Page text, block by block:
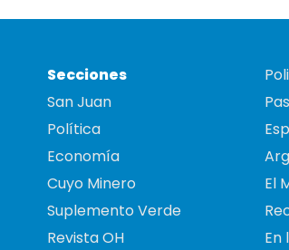
Secciones
San Juan
Política
Economía
Cuyo Minero
Suplemento Verde
Revista OH
El
En